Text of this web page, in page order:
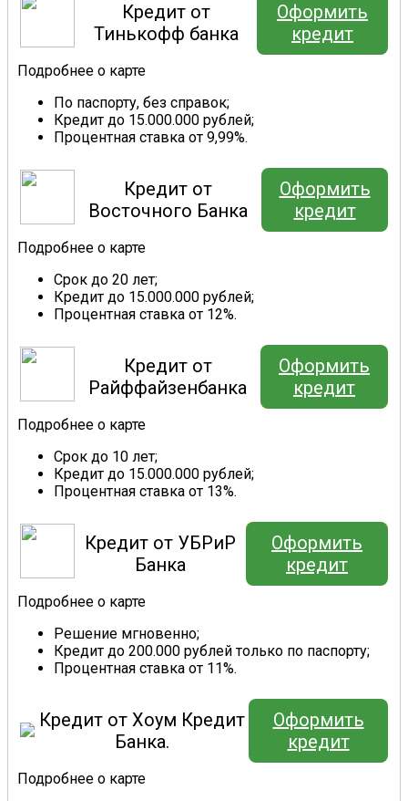
Кредит от
Тинькофф банка
Оформить
кредит
Подробнее о карте
По паспорту, без справок;
Кредит до 15.000.000 рублей;
Процентная ставка от 9,99%.
Кредит от
Восточного Банка
Оформить
кредит
Подробнее о карте
Срок до 20 лет;
Кредит до 15.000.000 рублей;
Процентная ставка от 12%.
Кредит от
Райффайзенбанка
Оформить
кредит
Подробнее о карте
Срок до 10 лет;
Кредит до 15.000.000 рублей;
Процентная ставка от 13%.
Кредит от УБРиР
Банка
Оформить
кредит
Подробнее о карте
Решение мгновенно;
Кредит до 200.000 рублей только по паспорту;
Процентная ставка от 11%.
Кредит от Хоум Кредит
Банка.
Оформить
кредит
Подробнее о карте